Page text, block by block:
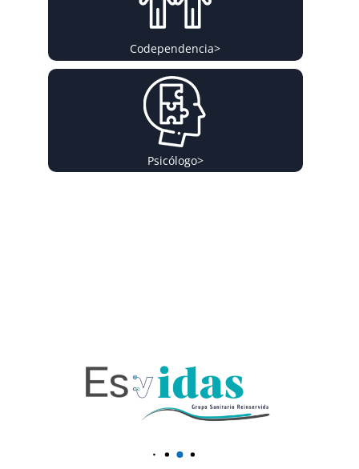
Codependencia>
Psicólogo>